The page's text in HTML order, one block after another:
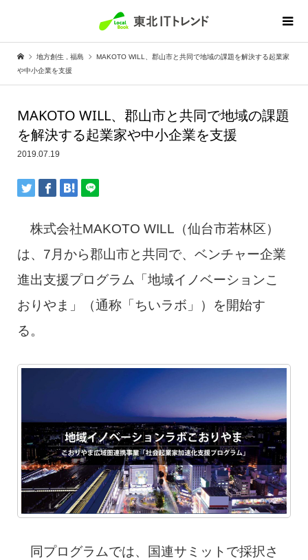
地方創生 福島
MAKOTO WILL、郡山市と共同で地域の課題を解決する起業家
や中小企業を支援
MAKOTO WILL、郡山市と共同で地域の課題
を解決する起業家や中小企業を支援
2019.07.19
株式会社MAKOTO WILL（仙台市若林区）
は、7月から郡山市と共同で、ベンチャー企業
進出支援プログラム「地域イノベーションこ
おりやま」（通称「ちいラボ」）を開始す
る。
同プログラムでは、国連サミットで採択さ